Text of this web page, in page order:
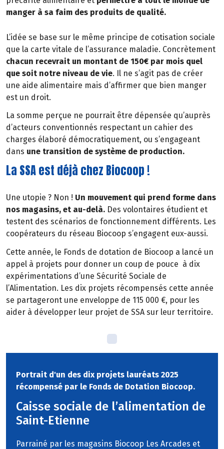
manger à sa faim des produits de qualité.
L’idée se base sur le même principe de cotisation sociale
que la carte vitale de l’assurance maladie. Concrètement
chacun recevrait un montant de 150€ par mois quel
que soit notre niveau de vie. Il ne s’agit pas de créer
une aide alimentaire mais d’affirmer que bien manger
est un droit.
La somme perçue ne pourrait être dépensée qu’auprès
d’acteurs conventionnés respectant un cahier des
charges élaboré démocratiquement, ou s’engageant
dans une transition de système de production.
La SSA est déjà chez Biocoop !
Une utopie ? Non ! Un mouvement qui prend forme dans
nos magasins, et au-delà. Des volontaires étudient et
testent des scénarios de fonctionnement différents. Les
coopérateurs du réseau Biocoop s’engagent eux-aussi.
Cette année, le Fonds de dotation de Biocoop a lancé un
appel à projets pour donner un coup de pouce à dix
expérimentations d’une Sécurité Sociale de
l’Alimentation. Les dix projets récompensés cette année
se partageront une enveloppe de 115 000 €, pour les
aider à développer leur projet de SSA sur leur territoire.
Portrait d'un des dix projets lauréats 2025
récompensé par le Fonds de Dotation Biocoop.
Caisse sociale de l’alimentation de
Saint-Etienne
Parrainé par les magasins Biocoop Les Arcades et